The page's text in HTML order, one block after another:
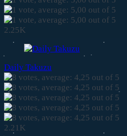
2.25K
Daily Takuzu
2.21K